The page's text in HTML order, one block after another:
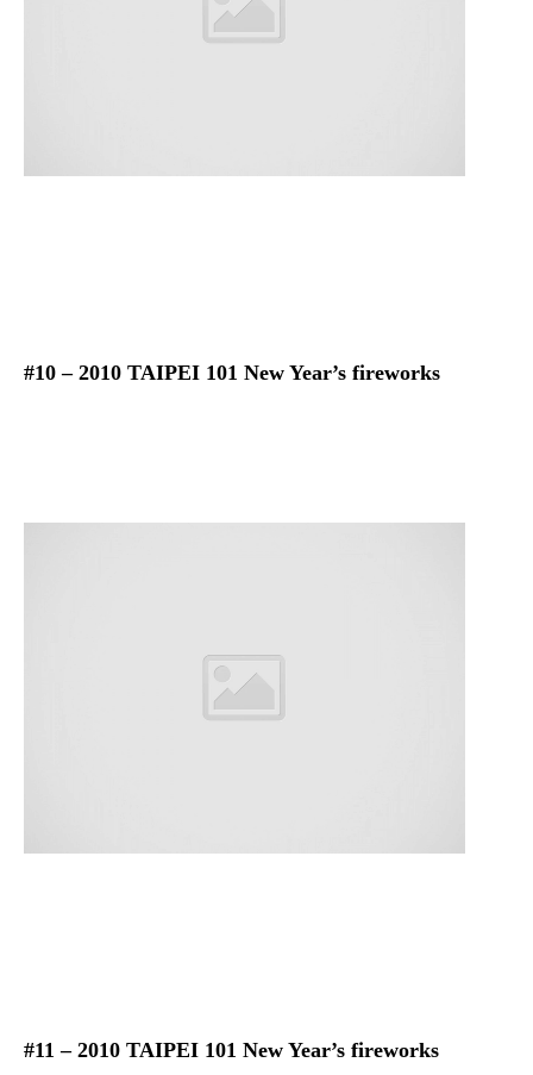
#10 – 2010 TAIPEI 101 New Year’s fireworks
#11 – 2010 TAIPEI 101 New Year’s fireworks